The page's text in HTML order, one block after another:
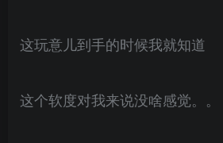
这玩意儿到手的时候我就知道
这个软度对我来说没啥感觉。。